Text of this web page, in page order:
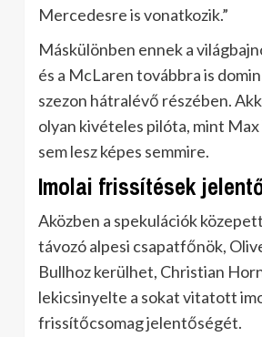
Mercedesre is vonatkozik.”
Máskülönben ennek a
és a McLaren továbbra is
szezon hátralévő részében.
olyan kivételes pilóta, mint
sem lesz képes semmire.
Imolai frissítések
Aközben a spekulációk
távozó alpesi csapatfőnök,
Bullhoz kerülhet, Christian
lekicsinyelte a sokat vitatott
frissítőcsomag jelentőségét.